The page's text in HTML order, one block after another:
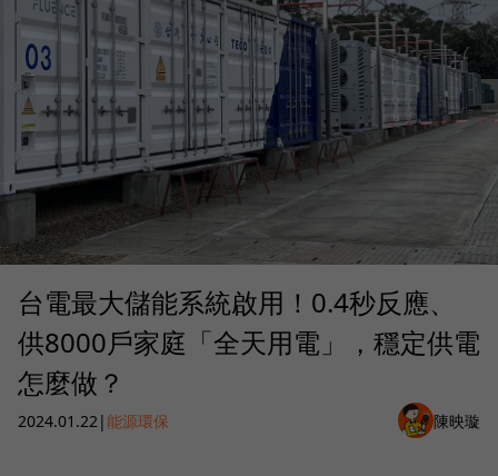
台電最大儲能系統啟用！0.4秒反應、
供8000戶家庭「全天用電」，穩定供電
怎麼做？
2024.01.22 |能源環保 陳映璇